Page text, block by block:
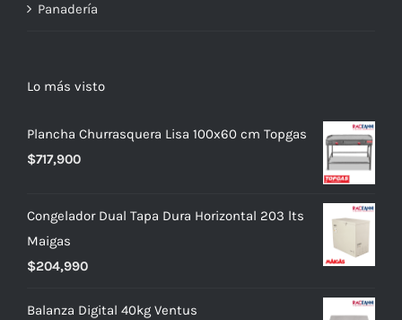
Panadería
Lo más visto
Plancha Churrasquera Lisa 100x60 cm Topgas
$717,900
Congelador Dual Tapa Dura Horizontal 203 lts
Maigas
$204,990
Balanza Digital 40kg Ventus